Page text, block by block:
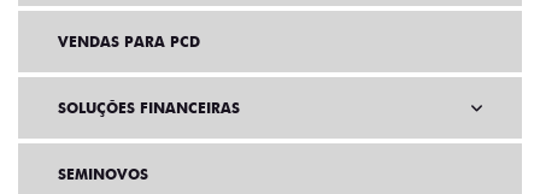
VENDAS PARA PCD
SOLUÇÕES FINANCEIRAS
SEMINOVOS